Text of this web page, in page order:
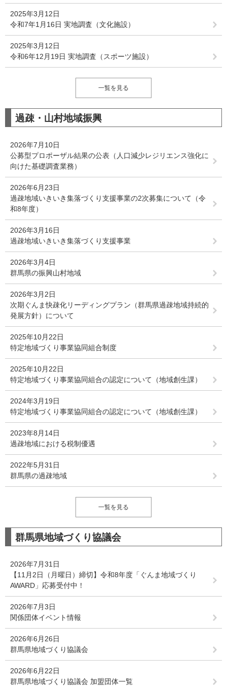
2025年3月12日
令和7年1月16日 実地調査（文化施設）
2025年3月12日
令和6年12月19日 実地調査（スポーツ施設）
一覧を見る
過疎・山村地域振興
2026年7月10日
公募型プロポーザル結果の公表（人口減少レジリエンス強化に
向けた基礎調査業務）
2026年6月23日
過疎地域いきいき集落づくり支援事業の2次募集について（令
和8年度）
2026年3月16日
過疎地域いきいき集落づくり支援事業
2026年3月4日
群馬県の振興山村地域
2026年3月2日
次期ぐんま快疎化リーディングプラン（群馬県過疎地域持続的
発展方針）について
2025年10月22日
特定地域づくり事業協同組合制度
2025年10月22日
特定地域づくり事業協同組合の認定について（地域創生課）
2024年3月19日
特定地域づくり事業協同組合の認定について（地域創生課）
2023年8月14日
過疎地域における税制優遇
2022年5月31日
群馬県の過疎地域
一覧を見る
群馬県地域づくり協議会
2026年7月31日
【11月2日（月曜日）締切】令和8年度「ぐんま地域づくり
AWARD」応募受付中！
2026年7月3日
関係団体イベント情報
2026年6月26日
群馬県地域づくり協議会
2026年6月22日
群馬県地域づくり協議会 加盟団体一覧